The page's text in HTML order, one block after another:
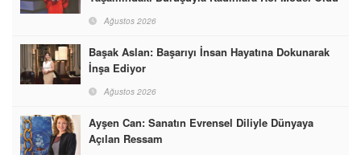
Ağustos 2026
Başak Aslan: Başarıyı İnsan Hayatına Dokunarak
İnşa Ediyor
Ağustos 2026
Ayşen Can: Sanatın Evrensel Diliyle Dünyaya
Açılan Ressam